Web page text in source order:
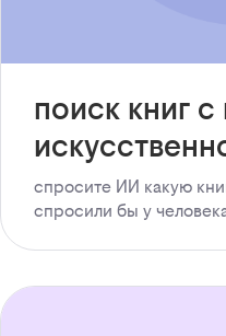
поиск книг
спросите ИИ какую
спросили бы у